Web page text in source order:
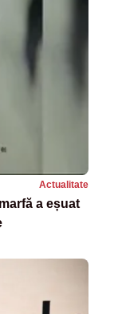
Actualitate
a eșuat